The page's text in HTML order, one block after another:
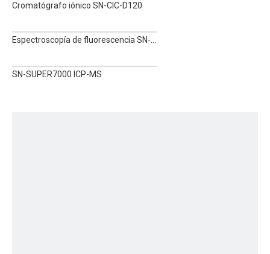
Cromatógrafo iónico SN-CIC-D120
SN-SUPER7000 ICP-MS